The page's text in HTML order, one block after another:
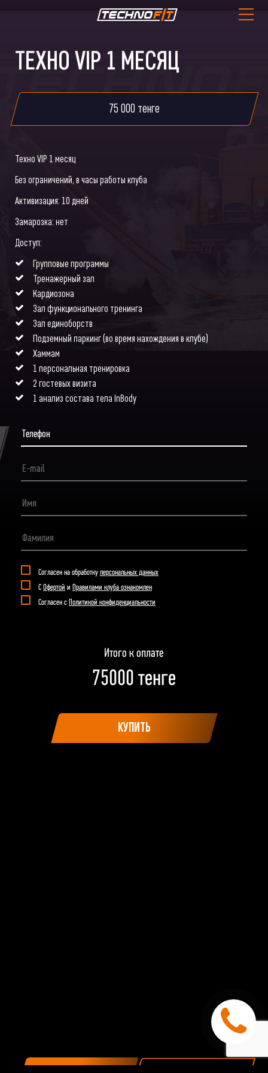
ТЕХНО VIP 1 МЕСЯЦ
75 000 тенге
Техно VIP 1 месяц
Без ограничений, в часы работы клуба
Активизация: 10 дней
Замарозка: нет
Доступ:
Групповые программы
Тренажерный зал
Кардиозона
Зал функционального тренинга
Зал единоборств
Подземный паркинг (во время нахождения в клубе)
Хаммам
1 персональная тренировка
2 гостевых визита
1 анализ состава тела InBody
Согласен на обработку персональных данных
С Офертой и Правилами клуба ознакомлен
Согласен с Политикой конфиденциальности
Итого к оплате
75000 тенге
КУПИТЬ
ОБРАТНАЯ СВЯЗЬ